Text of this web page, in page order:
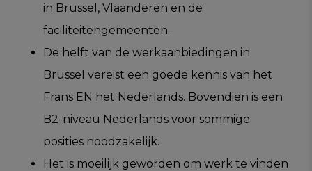
in Brussel, Vlaanderen en de
faciliteitengemeenten.
De helft van de werkaanbiedingen in
Brussel vereist een goede kennis van het
Frans EN het Nederlands. Bovendien is een
B2-niveau Nederlands voor sommige
posities noodzakelijk.
Het is moeilijk geworden om werk te vinden